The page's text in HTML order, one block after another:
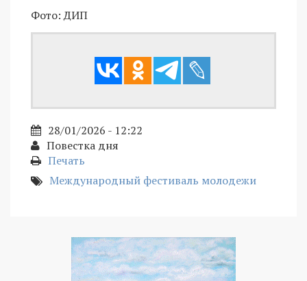
Фото: ДИП
28/01/2026 - 12:22
Повестка дня
Печать
Международный фестиваль молодежи